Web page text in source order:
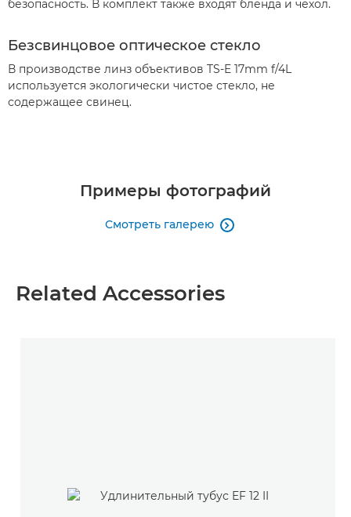
безопасность. В комплект также входят бленда и чехол.
Безсвинцовое оптическое стекло
В производстве линз объективов TS-E 17mm f/4L
используется экологически чистое стекло, не
содержащее свинец.
Примеры фотографий
Смотреть галерею 
Related Accessories